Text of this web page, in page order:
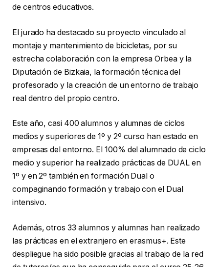
de centros educativos.
El jurado ha destacado su proyecto vinculado al
montaje y mantenimiento de bicicletas, por su
estrecha colaboración con la empresa Orbea y la
Diputación de Bizkaia, la formación técnica del
profesorado y la creación de un entorno de trabajo
real dentro del propio centro.
Este año, casi 400 alumnos y alumnas de ciclos
medios y superiores de 1º y 2º curso han estado en
empresas del entorno. El 100% del alumnado de ciclo
medio y superior ha realizado prácticas de DUAL en
1º y en 2º también en formación Dual o
compaginando formación y trabajo con el Dual
intensivo.
Además, otros 33 alumnos y alumnas han realizado
las prácticas en el extranjero en erasmus+. Este
despliegue ha sido posible gracias al trabajo de la red